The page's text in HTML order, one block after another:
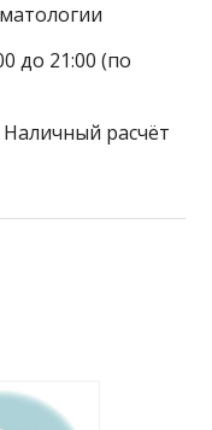
до 21:00 (по
расчёт